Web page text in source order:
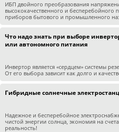
ИБП двойного преобразования
высококачественного и бесперебойного
приборов бытового и промышленного
Что надо знать при выборе
или автономного питания
Инвертор является «сердцем» системы
От его выбора зависит как долго и
Гибридные солнечные
Надежное и бесперебойное
чистой энергии солнца, экономия на
реальность!